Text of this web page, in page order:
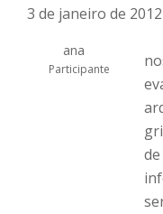
3 de janeiro de
ana
Participante